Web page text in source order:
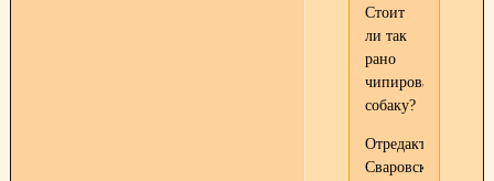
Стоит
ли так
рано
чипировать
собаку?
Отредактировано
Сваровски